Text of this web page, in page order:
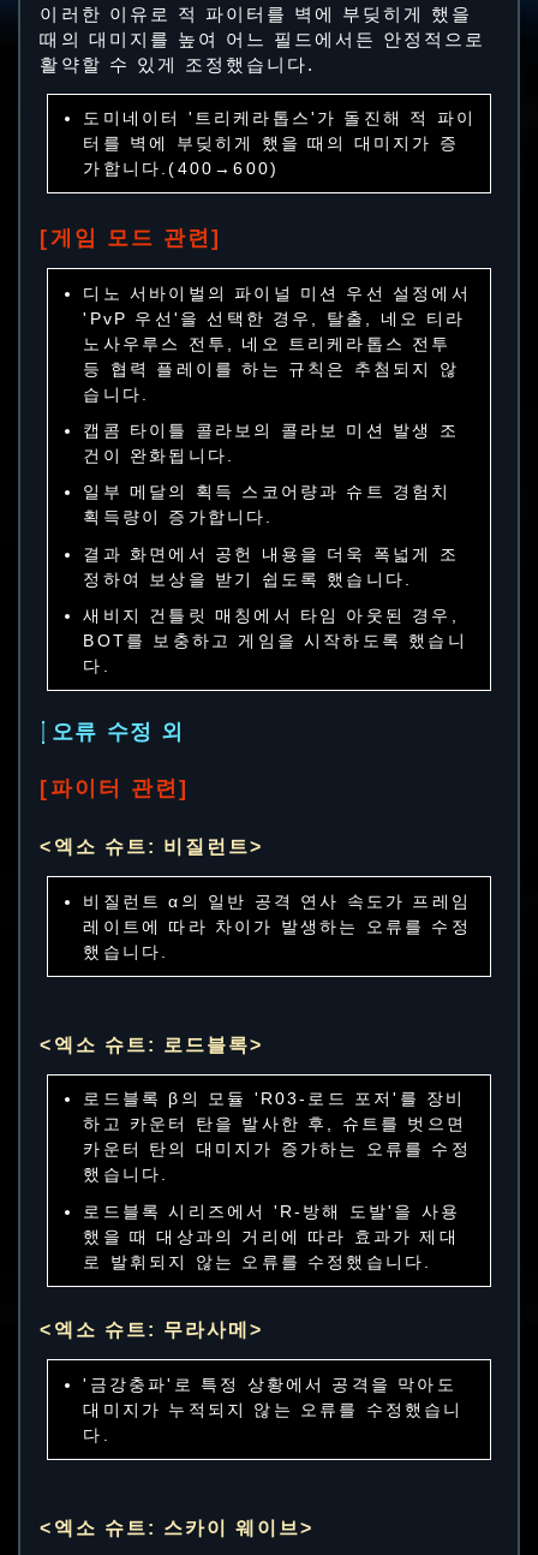
이러한 이유로 적 파이터를 벽에 부딪히게 했을
때의 대미지를 높여 어느 필드에서든 안정적으로
활약할 수 있게 조정했습니다.
도미네이터 '트리케라톱스'가 돌진해 적 파이
터를 벽에 부딪히게 했을 때의 대미지가 증
가합니다.(400→600)
[게임 모드 관련]
디노 서바이벌의 파이널 미션 우선 설정에서
'PvP 우선'을 선택한 경우, 탈출, 네오 티라
노사우루스 전투, 네오 트리케라톱스 전투
등 협력 플레이를 하는 규칙은 추첨되지 않
습니다.
캡콤 타이틀 콜라보의 콜라보 미션 발생 조
건이 완화됩니다.
일부 메달의 획득 스코어량과 슈트 경험치
획득량이 증가합니다.
결과 화면에서 공헌 내용을 더욱 폭넓게 조
정하여 보상을 받기 쉽도록 했습니다.
새비지 건틀릿 매칭에서 타임 아웃된 경우,
BOT를 보충하고 게임을 시작하도록 했습니
다.
오류 수정 외
[파이터 관련]
<엑소 슈트: 비질런트>
비질런트 α의 일반 공격 연사 속도가 프레임
레이트에 따라 차이가 발생하는 오류를 수정
했습니다.
<엑소 슈트: 로드블록>
로드블록 β의 모듈 'R03-로드 포저'를 장비
하고 카운터 탄을 발사한 후, 슈트를 벗으면
카운터 탄의 대미지가 증가하는 오류를 수정
했습니다.
로드블록 시리즈에서 'R-방해 도발'을 사용
했을 때 대상과의 거리에 따라 효과가 제대
로 발휘되지 않는 오류를 수정했습니다.
<엑소 슈트: 무라사메>
'금강충파'로 특정 상황에서 공격을 막아도
대미지가 누적되지 않는 오류를 수정했습니
다.
<엑소 슈트: 스카이 웨이브>